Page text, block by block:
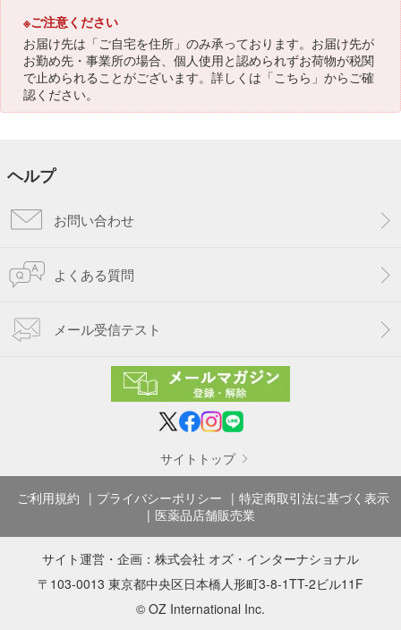
※ご注意ください
お届け先は「ご自宅を住所」のみ承っております。お届け先が
お勤め先・事業所の場合、個人使用と認められずお荷物が税関
で止められることがございます。詳しくは「こちら 」からご確
認ください。
ヘルプ
お問い合わせ
よくある質問
メール受信テスト
サイトトップ
ご利用規約 プライバシーポリシー
特定商取引法に基づく表示
医薬品店舗販売業
サイト運営・企画： 株式会社 オズ・インターナショナル
〒103-0013 東京都中央区日本橋人形町3-8-1TT-2ビル11F
© OZ International Inc.